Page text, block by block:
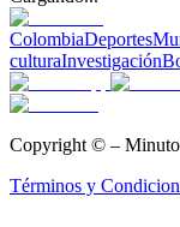
ColombiaDeportes
culturaInvestigación
Copyright © –
Términos y